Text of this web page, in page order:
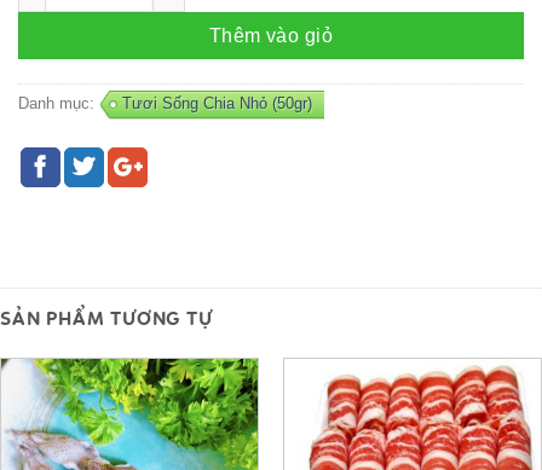
Thêm vào giỏ
Danh mục: Tươi Sống Chia Nhỏ (50gr)
SẢN PHẨM TƯƠNG TỰ